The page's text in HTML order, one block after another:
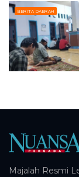
BERITA DAERAH
Majalah Resmi